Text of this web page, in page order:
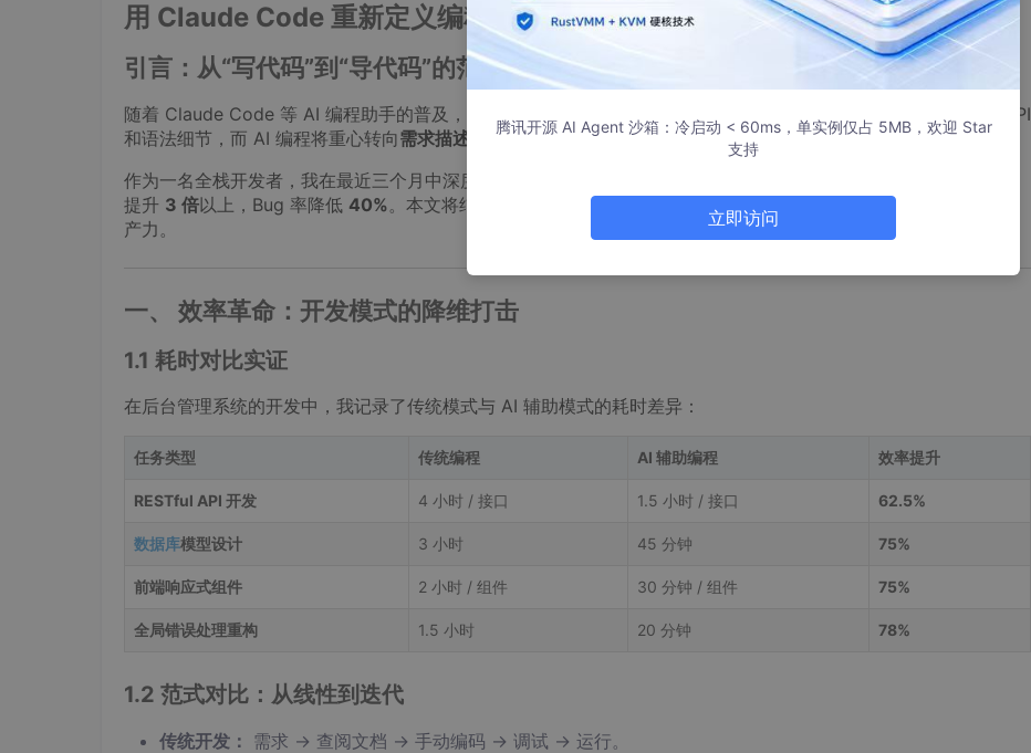
用 Claude Code 重新定义编程效率：从 Prompt 工程到完整项目实战
引言：从“写代码”到“导代码”的范式转移
随着 Claude Code 等 AI 编程助手的普及，我们正站在编程范式变革的关键节点。传统编程要求开发者记忆大量 API
和语法细节，而 AI 编程将重心转向需求描述、架构设计和结果验证。
作为一名全栈开发者，我在最近三个月中深度使用 Claude Code 完成了 12 个真实项目。实测数据显示，编码效率
提升 3 倍以上，Bug 率降低 40%。本文将结合“个人财务管理系统”实战，分享如何将 Claude Code 转化为核心生
产力。
一、 效率革命：开发模式的降维打击
1.1 耗时对比实证
在后台管理系统的开发中，我记录了传统模式与 AI 辅助模式的耗时差异：
任务类型 传统编程 AI 辅助编程 效率提升
RESTful API 开发 4 小时 / 接口 1.5 小时 / 接口 62.5%
数据库模型设计 3 小时 45 分钟 75%
前端响应式组件 2 小时 / 组件 30 分钟 / 组件 75%
全局错误处理重构 1.5 小时 20 分钟 78%
1.2 范式对比：从线性到迭代
传统开发： 需求 -> 查阅文档 -> 手动编码 -> 调试 -> 运行。
腾讯开源 AI Agent 沙箱：冷启动 < 60ms，单实例仅占 5MB，欢迎 Star
支持
立即访问